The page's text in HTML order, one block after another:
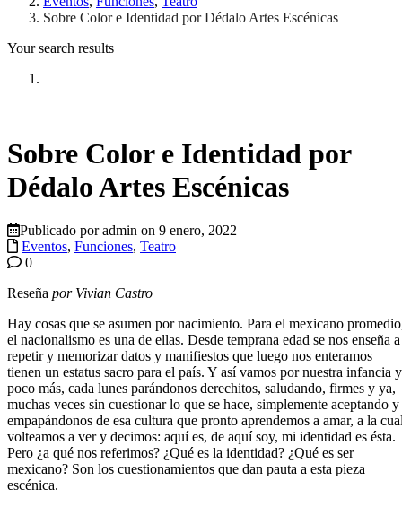
Sobre Color e Identidad por Dédalo Artes Escénicas
Your search results
Sobre Color e Identidad por
Dédalo Artes Escénicas
Publicado por admin on 9 enero, 2022
Eventos, Funciones, Teatro
0
Reseña por Vivian Castro
Hay cosas que se asumen por nacimiento. Para el mexicano
el nacionalismo es una de ellas. Desde temprana edad se nos enseña a
repetir y memorizar datos y manifiestos que luego nos enteramos
tienen un estatus sacro para el país. Y así vamos por nuestra infancia y
poco más, cada lunes parándonos derechitos, saludando, firmes y ya,
muchas veces sin cuestionar lo que se hace, simplemente aceptando y
empapándonos de esa cultura que pronto aprendemos a amar, a la
volteamos a ver y decimos: aquí es, de aquí soy, mi identidad es ésta.
Pero ¿a qué nos referimos? ¿Qué es la identidad? ¿Qué es ser
mexicano? Son los cuestionamientos que dan pauta a esta pieza
escénica.